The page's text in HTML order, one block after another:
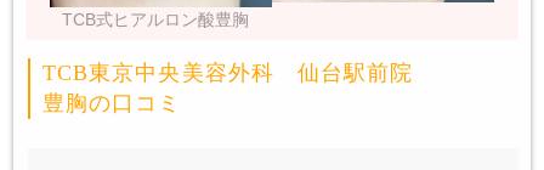
TCB式ヒアルロン酸豊胸
TCB東京中央美容外科 仙台駅前院
豊胸の口コミ